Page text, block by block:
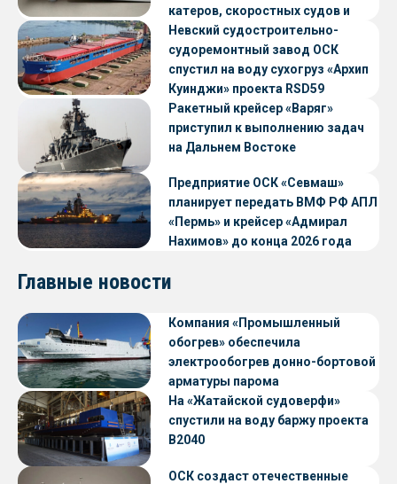
катеров, скоростных судов и
судов с малой осадкой
Невский судостроительно-
судоремонтный завод ОСК
спустил на воду сухогруз «Архип
Куинджи» проекта RSD59
Ракетный крейсер «Варяг»
приступил к выполнению задач
на Дальнем Востоке
Предприятие ОСК «Севмаш»
планирует передать ВМФ РФ АПЛ
«Пермь» и крейсер «Адмирал
Нахимов» до конца 2026 года
Главные новости
Компания «Промышленный
обогрев» обеспечила
электрообогрев донно-бортовой
арматуры парома
«Петропавловск» проекта CNF22
На «Жатайской судоверфи»
спустили на воду баржу проекта
В2040
ОСК создаст отечественные